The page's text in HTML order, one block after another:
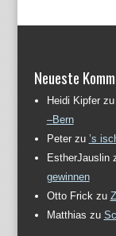
Neueste
Heidi Kipferzu
–Bern
Peterzu ’s
EstherJauslin
gewinnen
Otto Frickzu
Matthias zu